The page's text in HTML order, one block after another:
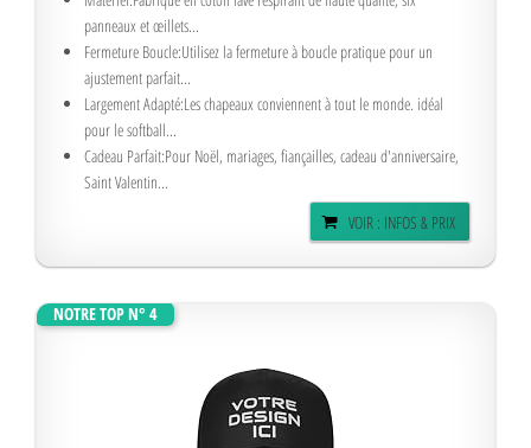
panneaux et œillets...
Fermeture Boucle:Utilisez la fermeture à boucle pratique pour un
ajustement parfait...
Largement Adapté:Les chapeaux conviennent à tout le monde. idéal
pour le softball...
Cadeau Parfait:Pour Noël, mariages, fiançailles, cadeau d'anniversaire,
Saint Valentin...
VOIR : INFOS & PRIX
NOTRE TOP N° 4